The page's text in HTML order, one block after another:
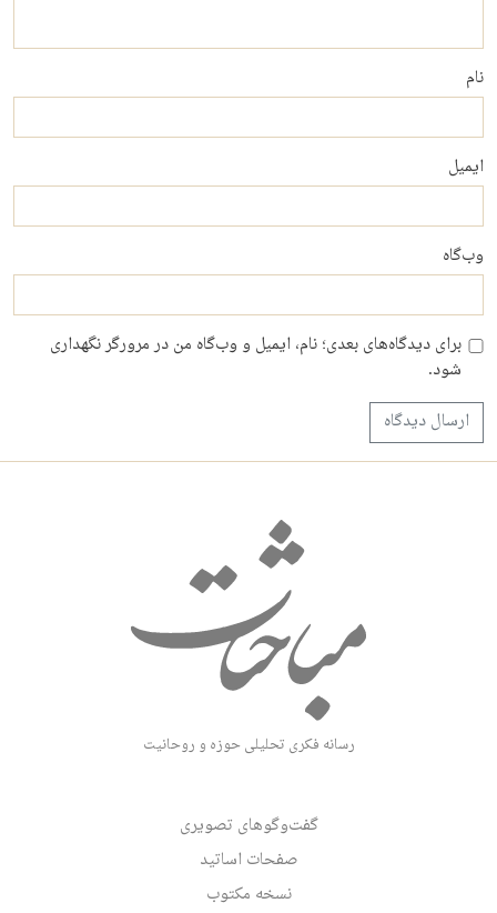
نام
ایمیل
وب‌گاه
برای دیدگاه‌های بعدی؛ نام، ایمیل و وب‌گاه من در مرورگر نگهداری
شود.
رسانه فکری تحلیلی حوزه و روحانیت
گفت‌وگوهای تصویری
صفحات اساتید
نسخه مکتوب